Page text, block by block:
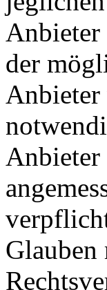
Anbieter
der
Anbieter